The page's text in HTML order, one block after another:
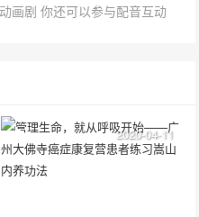
画剧 你还可以参与配音互动
2020-04-11